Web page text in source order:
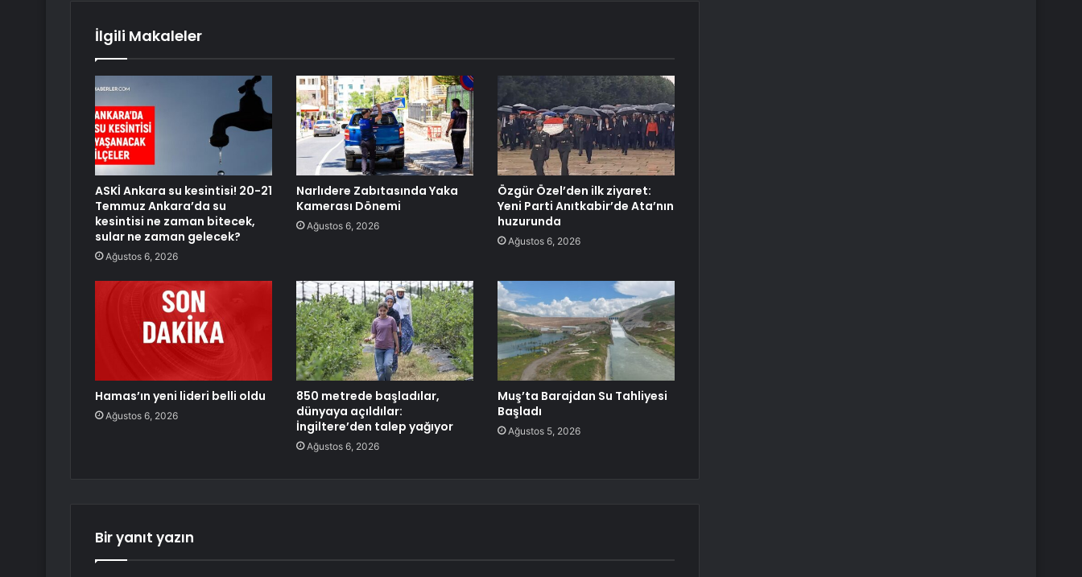
İlgili Makaleler
ASKİ Ankara su kesintisi! 20-21
Temmuz Ankara’da su
kesintisi ne zaman bitecek,
sular ne zaman gelecek?
Ağustos 6, 2026
Narlıdere Zabıtasında Yaka
Kamerası Dönemi
Ağustos 6, 2026
Özgür Özel’den ilk ziyaret:
Yeni Parti Anıtkabir’de Ata’nın
huzurunda
Ağustos 6, 2026
Hamas’ın yeni lideri belli oldu
Ağustos 6, 2026
850 metrede başladılar,
dünyaya açıldılar:
İngiltere’den talep yağıyor
Ağustos 6, 2026
Muş’ta Barajdan Su Tahliyesi
Başladı
Ağustos 5, 2026
Bir yanıt yazın